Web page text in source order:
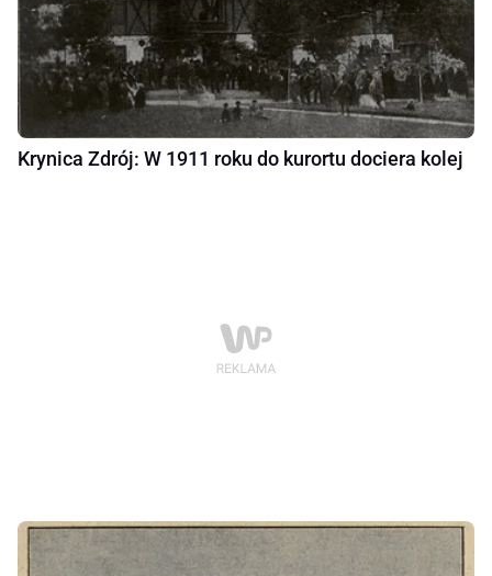
Krynica Zdrój: W 1911 roku do kurortu dociera kolej